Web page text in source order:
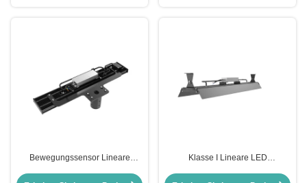
Bewegungssensor Lineare
Klasse I Lineare LED